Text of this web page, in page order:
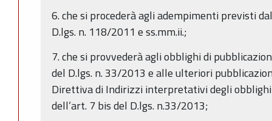
6. che si procederà agli adempimenti previsti
D.lgs. n. 118/2011 e ss.mm.ii.;
7. che si provvederà agli obblighi di
del D.lgs. n. 33/2013 e alle ulteriori
Direttiva di Indirizzi interpretativi degli obblighi
dell’art. 7 bis del D.lgs. n.33/2013;